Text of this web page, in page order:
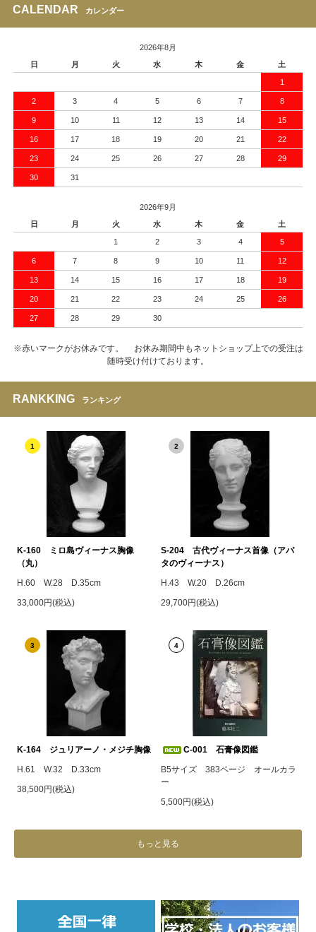
CALENDAR カレンダー
2026年8月
日
月 火 水 木 金 土
1
2 3 4 5 6 7 8
9 10 11 12 13 14 15
16 17 18 19 20 21 22
23 24 25 26 27 28 29
30 31
2026年9月
日
月 火 水 木 金 土
1 2 3 4 5
6 7 8 9 10 11 12
13 14 15 16 17 18 19
20 21 22 23 24 25 26
27 28 29 30
※赤いマークがお休みです。 お休み期間中もネットショップ上での受注は
随時受け付けております。
RANKKING ランキング
1
K-160 ミロ島ヴィーナス胸像
（丸）
H.60 W.28 D.35cm
33,000円(税込)
2
S-204 古代ヴィーナス首像（アバ
タのヴィーナス）
H.43 W.20 D.26cm
29,700円(税込)
3
K-164 ジュリアーノ・メジチ胸像
H.61 W.32 D.33cm
38,500円(税込)
4
C-001 石膏像図鑑
B5サイズ 383ページ オールカラ
ー
5,500円(税込)
もっと見る